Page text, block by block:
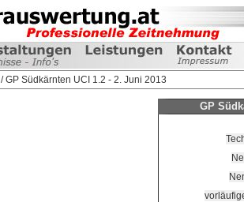
/ GP Südkärnten UCI 1.2 - 2. Juni 2013
GP